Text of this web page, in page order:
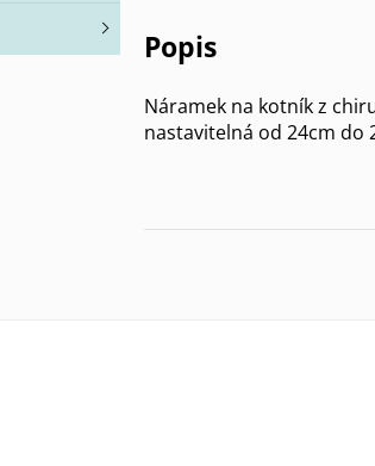
Popis
Náramek na kotník z
nastavitelná od 24cm do